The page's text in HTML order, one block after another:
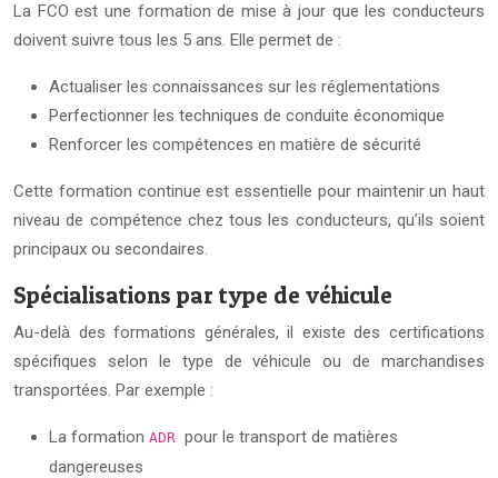
La FCO est une formation de mise à jour que les conducteurs
doivent suivre tous les 5 ans. Elle permet de :
Actualiser les connaissances sur les réglementations
Perfectionner les techniques de conduite économique
Renforcer les compétences en matière de sécurité
Cette formation continue est essentielle pour maintenir un haut
niveau de compétence chez tous les conducteurs, qu’ils soient
principaux ou secondaires.
Spécialisations par type de véhicule
Au-delà des formations générales, il existe des certifications
spécifiques selon le type de véhicule ou de marchandises
transportées. Par exemple :
La formation ADR pour le transport de matières
dangereuses